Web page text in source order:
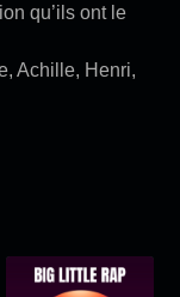
qu’ils ont le
Achille, Henri,